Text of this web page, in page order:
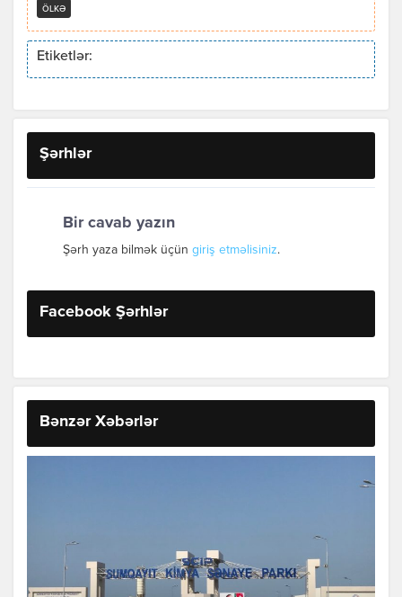
ÖLKƏ
Etiketlər:
Şərhlər
Bir cavab yazın
Şərh yaza bilmək üçün giriş etməlisiniz.
Facebook Şərhlər
Bənzər Xəbərlər